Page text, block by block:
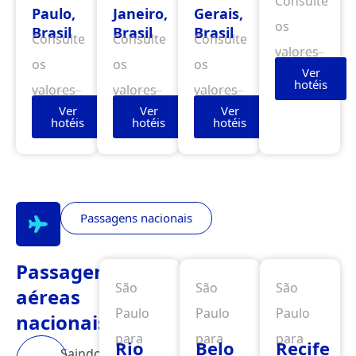
Paulo,
Brasil
Consulte
os
valores
Ver
hotéis
Janeiro,
Brasil
Consulte
os
valores
Ver
hotéis
Gerais,
Brasil
Consulte
os
valores
Ver
hotéis
os
valores
Ver
hotéis
Passagens nacionais
Passagens
aéreas
nacionais
São
Paulo
para
Rio
São
Paulo
para
Belo
São
Paulo
para
Recife